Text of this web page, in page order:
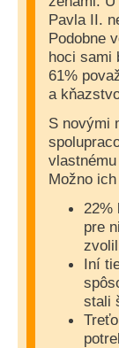
Pavla II.
Podobne
hoci sami
61%
a
S novými
Možno
22%
pre
Iní
stali